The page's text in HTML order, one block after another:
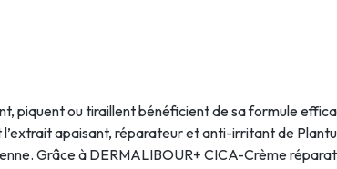
piquent ou tiraillent bénéficient de sa formule
apaisant, réparateur et anti-irritant de
Grâce à DERMALIBOUR+ CICA-Crème